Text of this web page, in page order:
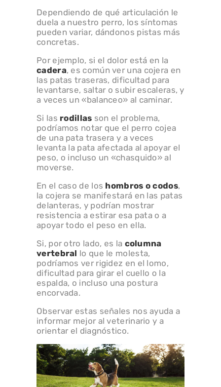
Dependiendo de qué articulación le
duela a nuestro perro, los síntomas
pueden variar, dándonos pistas más
concretas.
Por ejemplo, si el dolor está en la
cadera, es común ver una cojera en
las patas traseras, dificultad para
levantarse, saltar o subir escaleras, y
a veces un «balanceo» al caminar.
Si las rodillas son el problema,
podríamos notar que el perro cojea
de una pata trasera y a veces
levanta la pata afectada al apoyar el
peso, o incluso un «chasquido» al
moverse.
En el caso de los hombros o codos,
la cojera se manifestará en las patas
delanteras, y podrían mostrar
resistencia a estirar esa pata o a
apoyar todo el peso en ella.
Si, por otro lado, es la columna
vertebral lo que le molesta,
podríamos ver rigidez en el lomo,
dificultad para girar el cuello o la
espalda, o incluso una postura
encorvada.
Observar estas señales nos ayuda a
informar mejor al veterinario y a
orientar el diagnóstico.